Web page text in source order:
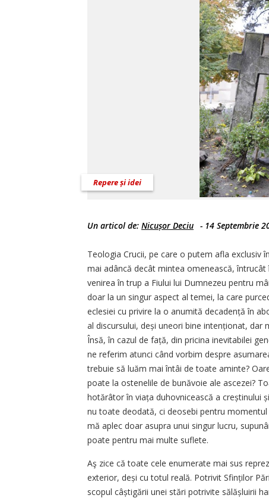
Repere și idei
Un articol de: Nicușor Deciu - 14 Septembrie
Teologia Crucii, pe care o putem afla exclusiv
mai adâncă decât mintea omenească,
venirea în trup a Fiului lui Dumnezeu pentru
doar la un singur aspect al temei, la care
eclesiei cu privire la o anumită decadență în
al discursului, deși uneori bine intenționat, dar
Însă, în cazul de față, din pricina inevitabilei
ne referim atunci când vorbim despre
trebuie să luăm mai întâi de toate aminte?
poate la ostenelile de bunăvoie ale ascezei?
hotărâtor în viața duhovnicească a creștinului
nu toate deodată, ci deosebi pentru
mă aplec doar asupra unui singur lucru,
poate pentru mai multe suflete.
Aş zice că toate cele enumerate mai sus
exterior, deși cu totul reală. Potrivit Sfinților
scopul câștigării unei stări potrivite sălășluirii